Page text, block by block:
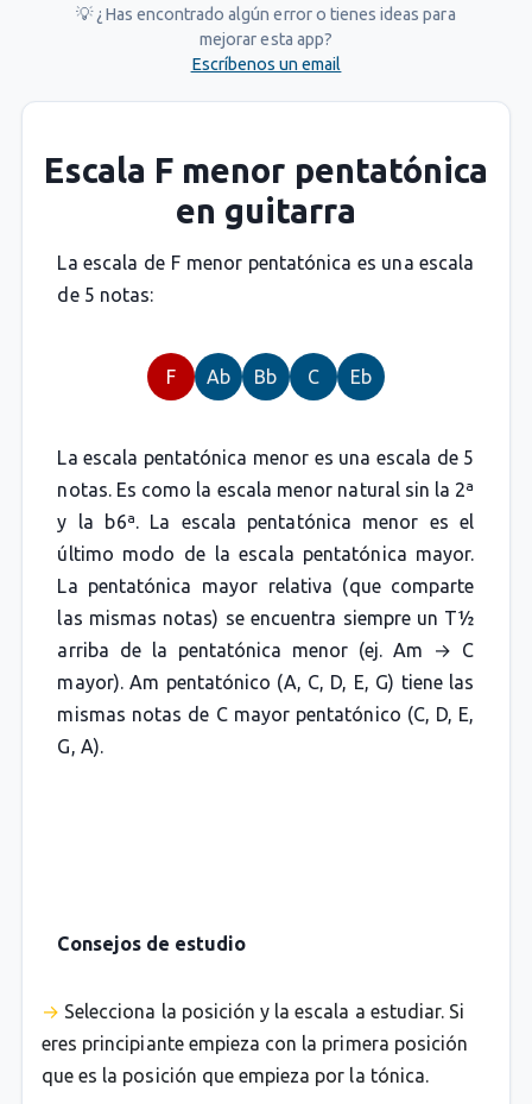
💡 ¿Has encontrado algún error o tienes ideas para
mejorar esta app?
Escríbenos un email
Escala F menor pentatónica
en guitarra
La escala de F menor pentatónica es una escala
de 5 notas:
F Ab Bb C Eb
La escala pentatónica menor es una escala de 5
notas. Es como la escala menor natural sin la 2ª
y la b6ª. La escala pentatónica menor es el
último modo de la escala pentatónica mayor.
La pentatónica mayor relativa (que comparte
las mismas notas) se encuentra siempre un T½
arriba de la pentatónica menor (ej. Am → C
mayor). Am pentatónico (A, C, D, E, G) tiene las
mismas notas de C mayor pentatónico (C, D, E,
G, A).
Consejos de estudio
Selecciona la posición y la escala a estudiar. Si
eres principiante empieza con la primera posición
que es la posición que empieza por la tónica.